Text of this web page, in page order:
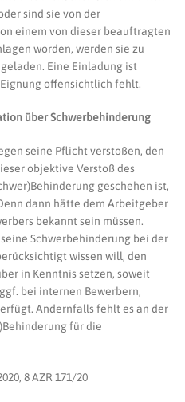
sind sie von der
einem von dieser beauftragten
worden, werden sie zu
Eine Einladung ist
offensichtlich fehlt.
über Schwerbehinderung
seine Pflicht verstoßen, den
objektive Verstoß des
geschehen ist,
dann hätte dem Arbeitgeber
bekannt sein müssen.
Schwerbehinderung bei der
wissen will, den
in Kenntnis setzen, soweit
bei internen Bewerbern,
Andernfalls fehlt es an der
für die
8 AZR 171/20